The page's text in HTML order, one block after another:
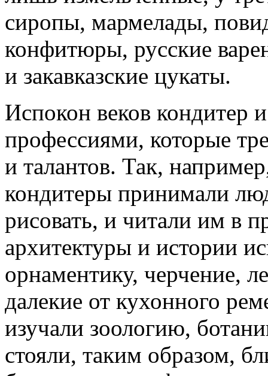
сиропы, мармелады,
конфитюры, русские
и закавказские цукаты.
Испокон веков кондитер
профессиями, которые
и талантов. Так,
кондитеры принимали
рисовать, и читали им в
архитектуры и истории
орнаментику, черчение,
далекие от кухонного
изучали зоологию,
стояли, таким образом,